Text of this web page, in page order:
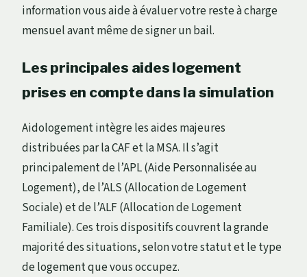
information vous aide à évaluer votre reste à charge
mensuel avant même de signer un bail.
Les principales aides logement
prises en compte dans la simulation
Aidologement intègre les aides majeures
distribuées par la CAF et la MSA. Il s’agit
principalement de l’APL (Aide Personnalisée au
Logement), de l’ALS (Allocation de Logement
Sociale) et de l’ALF (Allocation de Logement
Familiale). Ces trois dispositifs couvrent la grande
majorité des situations, selon votre statut et le type
de logement que vous occupez.